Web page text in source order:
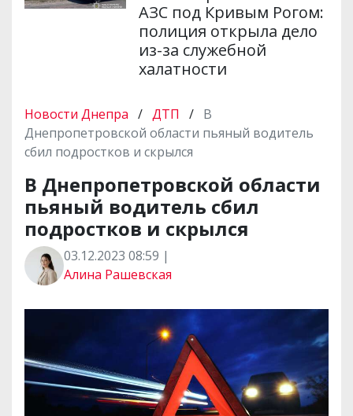
АЗС под Кривым Рогом:
полиция открыла дело
из-за служебной
халатности
Новости Днепра / ДТП / В
Днепропетровской области пьяный водитель
сбил подростков и скрылся
В Днепропетровской области
пьяный водитель сбил
подростков и скрылся
03.12.2023 08:59 |
Алина Рашевская